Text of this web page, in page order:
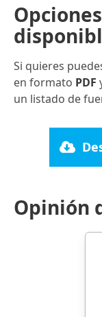
Si quieres
en formato PDF
un listado de
Opinión